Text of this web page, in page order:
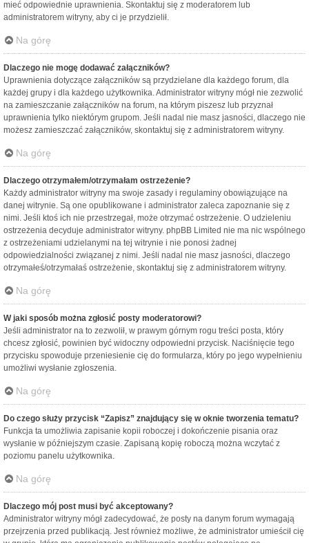
mieć odpowiednie uprawnienia. Skontaktuj się z moderatorem lub
administratorem witryny, aby ci je przydzielił.
Na górę
Dlaczego nie mogę dodawać załączników?
Uprawnienia dotyczące załączników są przydzielane dla każdego forum, dla
każdej grupy i dla każdego użytkownika. Administrator witryny mógł nie zezwolić
na zamieszczanie załączników na forum, na którym piszesz lub przyznał
uprawnienia tylko niektórym grupom. Jeśli nadal nie masz jasności, dlaczego nie
możesz zamieszczać załączników, skontaktuj się z administratorem witryny.
Na górę
Dlaczego otrzymałem/otrzymałam ostrzeżenie?
Każdy administrator witryny ma swoje zasady i regulaminy obowiązujące na
danej witrynie. Są one opublikowane i administrator zaleca zapoznanie się z
nimi. Jeśli ktoś ich nie przestrzegał, może otrzymać ostrzeżenie. O udzieleniu
ostrzeżenia decyduje administrator witryny. phpBB Limited nie ma nic wspólnego
z ostrzeżeniami udzielanymi na tej witrynie i nie ponosi żadnej
odpowiedzialności związanej z nimi. Jeśli nadal nie masz jasności, dlaczego
otrzymałeś/otrzymałaś ostrzeżenie, skontaktuj się z administratorem witryny.
Na górę
W jaki sposób można zgłosić posty moderatorowi?
Jeśli administrator na to zezwolił, w prawym górnym rogu treści posta, który
chcesz zgłosić, powinien być widoczny odpowiedni przycisk. Naciśnięcie tego
przycisku spowoduje przeniesienie cię do formularza, który po jego wypełnieniu
umożliwi wysłanie zgłoszenia.
Na górę
Do czego służy przycisk “Zapisz” znajdujący się w oknie tworzenia tematu?
Funkcja ta umożliwia zapisanie kopii roboczej i dokończenie pisania oraz
wysłanie w późniejszym czasie. Zapisaną kopię roboczą można wczytać z
poziomu panelu użytkownika.
Na górę
Dlaczego mój post musi być akceptowany?
Administrator witryny mógł zadecydować, że posty na danym forum wymagają
przejrzenia przed publikacją. Jest również możliwe, że administrator umieścił cię